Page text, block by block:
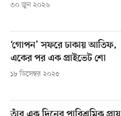
৩০ জুন ২০২৬
‘গোপন’ সফরে ঢাকায় আতিফ,
একের পর এক প্রাইভেট শো
১৮ ডিসেম্বর ২০২৫